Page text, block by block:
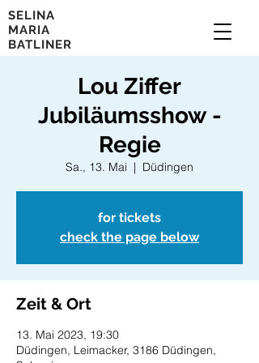
SELINA
MARIA
BATLINER
Lou Ziffer
Jubiläumsshow -
Regie
Sa., 13. Mai
  |
Düdingen
for tickets
check the page below
Zeit & Ort
13. Mai 2023, 19:30
Düdingen, Leimacker, 3186 Düdingen,